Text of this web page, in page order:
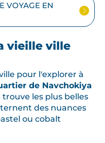
VOYAGE EN
vieille ville
pour l'explorer à
de Navchokiya
trouve les plus belles
des nuances
ou cobalt